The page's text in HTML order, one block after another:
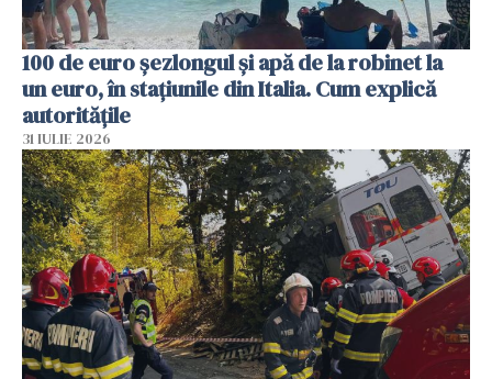
100 de euro șezlongul și apă de la robinet la
un euro, în stațiunile din Italia. Cum explică
autoritățile
31 IULIE 2026